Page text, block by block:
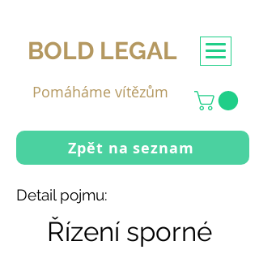
BOLD LEGAL
Pomáháme vítězům
Zpět na seznam
Detail pojmu:
Řízení sporné